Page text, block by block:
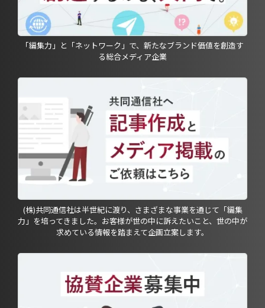
「編集力」と「ネットワーク」で、新たなブランド価値を創造す
る総合メディア企業
(株)共同通信社は半世紀に渡り、さまざまな事業を通じて「編集
力」を培ってきました。お客様が世の中に訴えたいこと、世の中が
求めている情報を踏まえて企画立案します。